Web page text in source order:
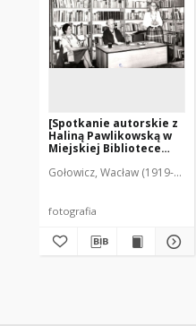
[Spotkanie autorskie z
Haliną Pawlikowską w
Miejskiej Bibliotece
Gołowicz, Wacław (1919-
fotografia